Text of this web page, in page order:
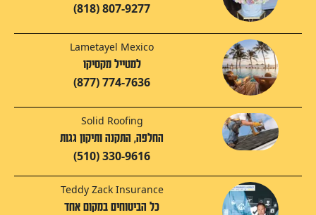
(818) 807-9277
Lametayel Mexico
למטייל מקסיקו
(877) 774-7636
Solid Roofing
החלפה, התקנה ותיקון גגות
(510) 330-9616
Teddy Zack Insurance
כל הביטוחים במקום אחד